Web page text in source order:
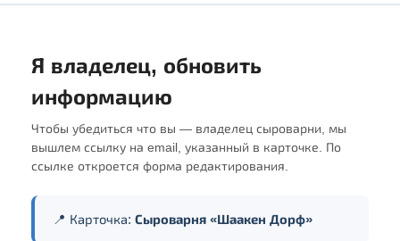
Я владелец, обновить
информацию
Чтобы убедиться что вы — владелец сыроварни, мы
вышлем ссылку на email, указанный в карточке. По
ссылке откроется форма редактирования.
📍 Карточка: Сыроварня «Шаакен Дорф»